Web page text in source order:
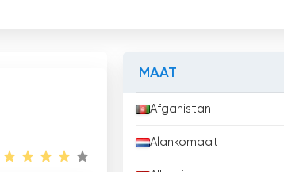
MAAT
Afganistan
Alankomaat